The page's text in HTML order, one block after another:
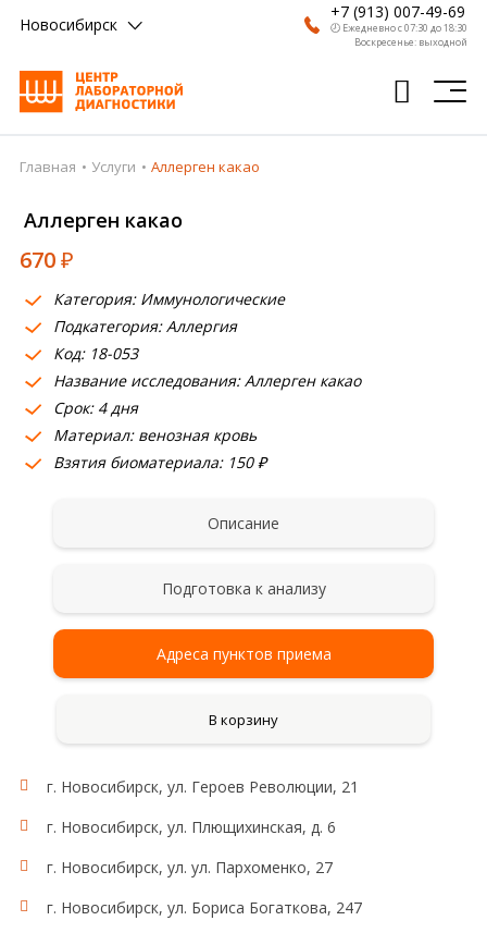
Новосибирск
+7 (913) 007-49-69
🕗 Ежедневно с 07:30 до 18:30
Воскресенье: выходной
Главная
Анализы
Врачи
Получить результат
Пациентам
О компании
Где сдать
Главная Услуги Аллерген какао
Аллерген какао
670₽
Категория: Иммунологические
Подкатегория: Аллергия
Код: 18-053
Название исследования: Аллерген какао
Срок: 4 дня
Материал: венозная кровь
Взятия биоматериала: 150 ₽
Описание
Подготовка к анализу
Адреса пунктов приема
В корзину
г. Новосибирск, ул. Героев Революции, 21
г. Новосибирск, ул. Плющихинская, д. 6
г. Новосибирск, ул. ул. Пархоменко, 27
г. Новосибирск, ул. Бориса Богаткова, 247